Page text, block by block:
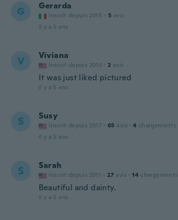
G Gerarda
Inscrit depuis 2015 · 5 avis
il y a 5 ans
V Viviana
Inscrit depuis 2013 · 2 avis
It was just liked pictured
il y a 5 ans
S Susy
Inscrit depuis 2017 · 65 avis · 4 chargements
il y a 5 ans
S Sarah
Inscrit depuis 2011 · 27 avis · 14 chargements
Beautiful and dainty.
il y a 5 ans